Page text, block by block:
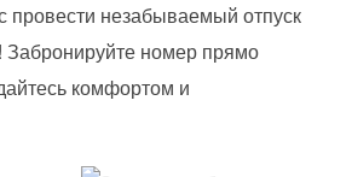
провести незабываемый отпуск
Забронируйте номер прямо
комфортом и